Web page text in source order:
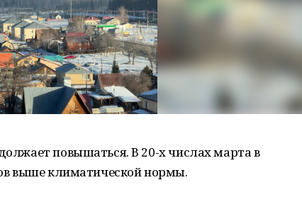
повышаться. В 20-х числах марта в
выше климатической нормы.